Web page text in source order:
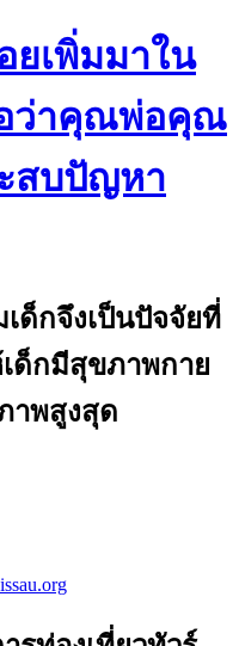
ยเพิ่มมาใน
อว่าคุณพ่อคุณ
สบปัญหา
ด็กจึงเป็นปัจจัยที่
ด็กมีสุขภาพกาย
าพสูงสุด